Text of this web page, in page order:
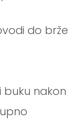
do brže
buku nakon